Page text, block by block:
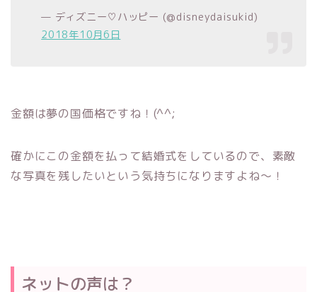
— ディズニー♡ハッピー (@disneydaisukid)
2018年10月6日
金額は夢の国価格ですね！(^^;
確かにこの金額を払って結婚式をしているので、素敵
な写真を残したいという気持ちになりますよね～！
ネットの声は？